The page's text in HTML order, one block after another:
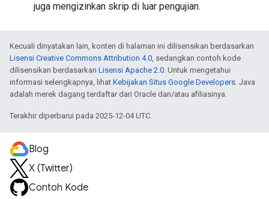
juga mengizinkan skrip di luar pengujian.
Kecuali dinyatakan lain, konten di halaman ini dilisensikan berdasarkan
Lisensi Creative Commons Attribution 4.0, sedangkan contoh kode
dilisensikan berdasarkan Lisensi Apache 2.0. Untuk mengetahui
informasi selengkapnya, lihat Kebijakan Situs Google Developers. Java
adalah merek dagang terdaftar dari Oracle dan/atau afiliasinya.
Terakhir diperbarui pada 2025-12-04 UTC.
Blog
X (Twitter)
Contoh Kode